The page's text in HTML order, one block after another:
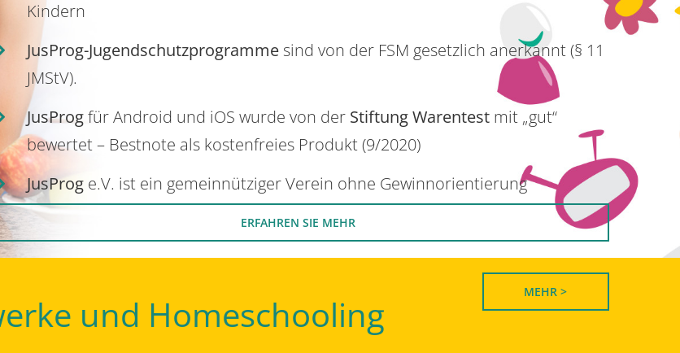
Kindern
JusProg-Jugendschutzprogrammesind von der FSM gesetzlich anerkannt (§ 11
JMStV).
JusProgfür Android und iOS wurde von der Stiftung Warentestmit „gut“
bewertet – Bestnote als kostenfreies Produkt (9/2020)
JusProge.V. ist ein gemeinnütziger Verein ohne Gewinnorientierung
ERFAHREN SIE MEHR
und Homeschooling
MEHR >